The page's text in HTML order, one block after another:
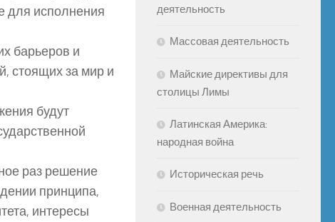
для исполнения
барьеров и
стоящих за мир и
будут
раз решение
принципа,
интересы
деятельность
Массовая деятельность
Майские директивы для
столицы Лимы
Латинская Америка:
народная война
Историческая речь
Военная деятельность